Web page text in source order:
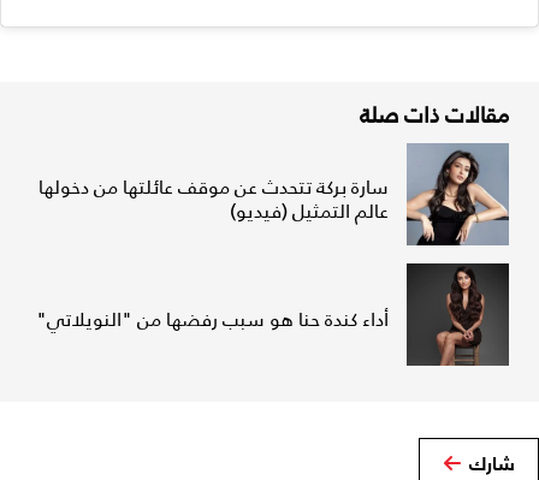
مقالات ذات صلة
سارة بركة تتحدث عن موقف عائلتها من دخولها
عالم التمثيل (فيديو)
أداء كندة حنا هو سبب رفضها من "النويلاتي"
شارك